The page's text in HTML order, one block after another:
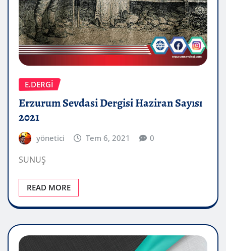
E.DERGİ
Erzurum Sevdasi Dergisi Haziran Sayısı
2021
yönetici Tem 6, 2021 0
SUNUŞ
READ MORE